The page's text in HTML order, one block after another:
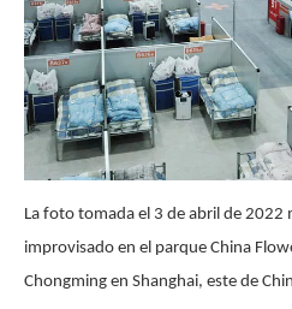
La foto tomada el 3 de abril de 2022
improvisado en el parque China
Chongming en Shanghai, este de